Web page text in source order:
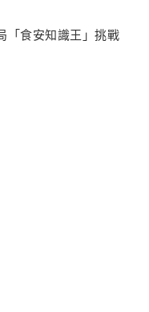
「食安知識王」挑戰